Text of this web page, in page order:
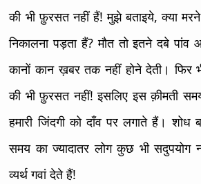
की भी फ़ुरसत नहीं हैं! मुझे बताइये, क्या
निकालना पड़ता हैं? मौत तो इतने दबे पांव
कानों कान ख़बर तक नहीं होने देती। फिर
की भी फ़ुरसत नहीं! इसलिए इस क़ीमती
हमारी जिंदगी को दाँव पर लगाते हैं।
समय का ज्यादातर लोग कुछ भी सदुपयोग
व्यर्थ गवां देते हैं!